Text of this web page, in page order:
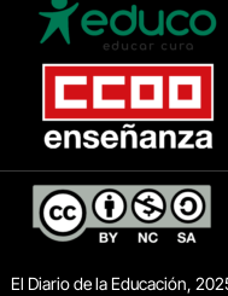
El Diario de la Educación,